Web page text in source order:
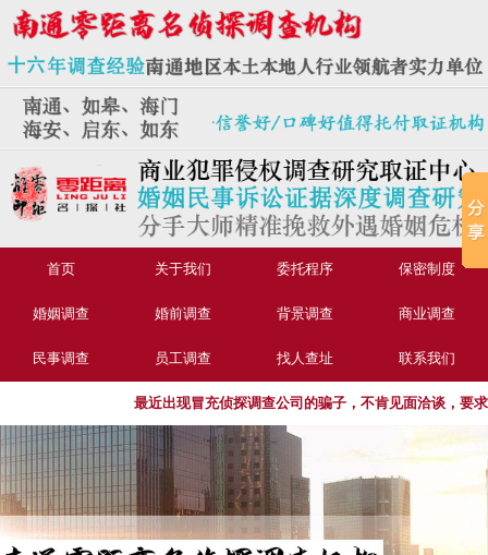
首页 关于我们 委托程序 保密制度
婚姻调查 婚前调查 背景调查 商业调查
民事调查 员工调查 找人查址 联系我们
最近出现冒充侦探调查公司的骗子，不肯见面洽谈，要求